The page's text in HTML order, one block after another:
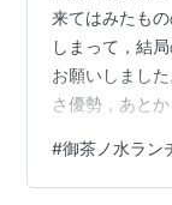
来てはみたも
しまって，結
お願いしまし
さ優勢，あと
トゥルンの雲
やはりこのス
#御茶ノ水ラン